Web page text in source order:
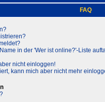
FAQ
in der 'Wer ist online?'-Liste
nicht einloggen!
kann mich aber nicht mehr